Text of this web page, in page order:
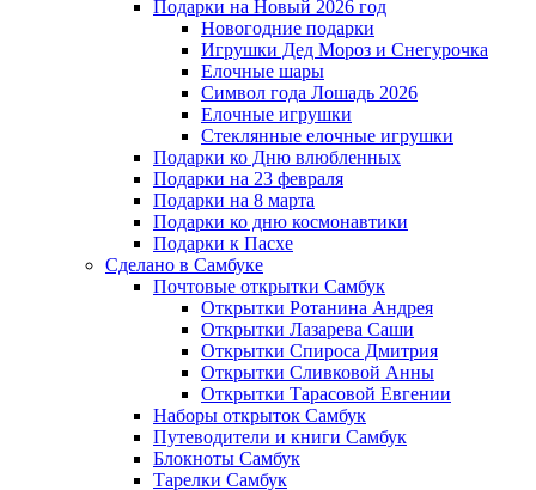
Подарки на Новый 2026 год
Новогодние подарки
Игрушки Дед Мороз и Снегурочка
Елочные шары
Символ года Лошадь 2026
Елочные игрушки
Стеклянные елочные игрушки
Подарки ко Дню влюбленных
Подарки на 23 февраля
Подарки на 8 марта
Подарки ко дню космонавтики
Подарки к Пасхе
Сделано в Самбуке
Почтовые открытки Самбук
Открытки Ротанина Андрея
Открытки Лазарева Саши
Открытки Спироса Дмитрия
Открытки Сливковой Анны
Открытки Тарасовой Евгении
Наборы открыток Самбук
Путеводители и книги Самбук
Блокноты Самбук
Тарелки Самбук